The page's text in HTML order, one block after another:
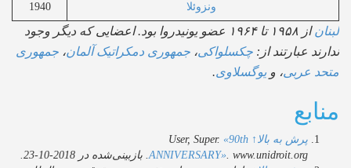
ونزوئلا
از ۱۹۵۸ تا ۱۹۶۴ عضو یونیدروا بود. اعضایی که دیگر وجود
عبارتند از:چکسلواکی،جمهوری دمکراتیک آلمان،جمهوری
عربی، و یوگسلاوی.
پرش به بالا↑User, Super.
«90th
ANNIVERSARY». www.unidroit.org. بازبینی‌شده در 2018-10-23.